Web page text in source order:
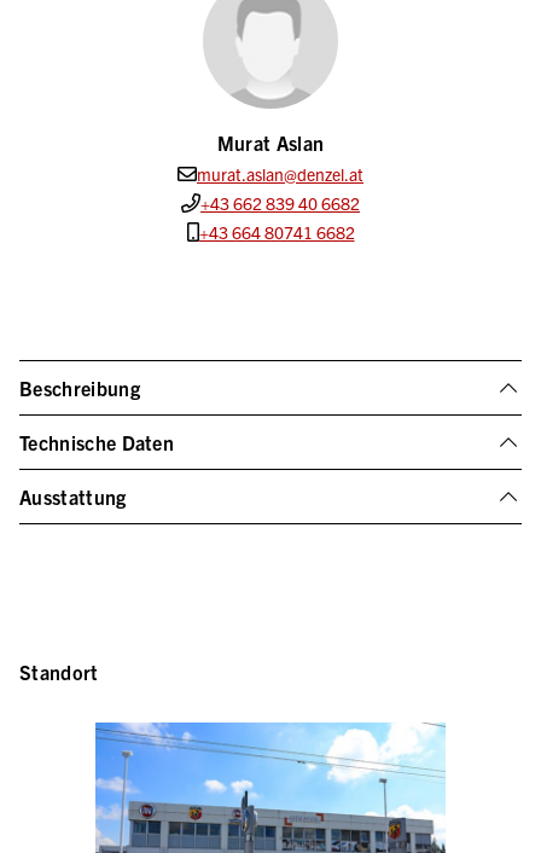
Murat Aslan
murat.aslan@denzel.at
+43 662 839 40 6682
+43 664 80741 6682
Beschreibung
Technische Daten
Ausstattung
Standort